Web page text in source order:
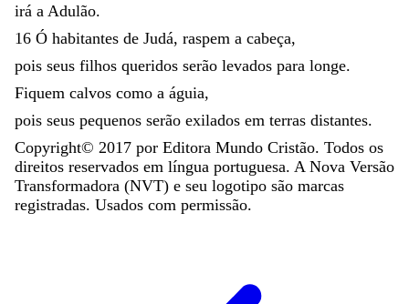
irá a Adulão.
16 Ó habitantes de Judá, raspem a cabeça,
pois seus filhos queridos serão levados para longe.
Fiquem calvos como a águia,
pois seus pequenos serão exilados em terras distantes.
Copyright© 2017 por Editora Mundo Cristão. Todos os
direitos reservados em língua portuguesa. A Nova Versão
Transformadora (NVT) e seu logotipo são marcas
registradas. Usados com permissão.